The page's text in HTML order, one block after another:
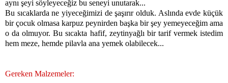
aynı şeyi söyleyeceğiz bu seneyi unutarak...
Bu sıcaklarda ne yiyeceğimizi de şaşırır olduk. Aslında evde küçük
bir çocuk olmasa karpuz peynirden başka bir şey yemeyeceğim ama
o da olmuyor. Bu sıcakta hafif, zeytinyağlı bir tarif vermek istedim
hem meze, hemde pilavla ana yemek olabilecek...
Gereken Malzemeler: